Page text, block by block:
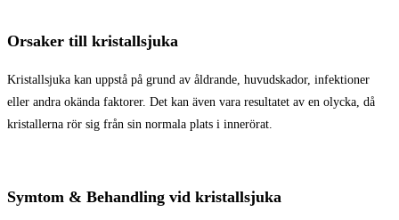
Orsaker till kristallsjuka
Kristallsjuka kan uppstå på grund av åldrande, huvudskador, infektioner
eller andra okända faktorer. Det kan även vara resultatet av en olycka, då
kristallerna rör sig från sin normala plats i innerörat.
Symtom & Behandling vid kristallsjuka